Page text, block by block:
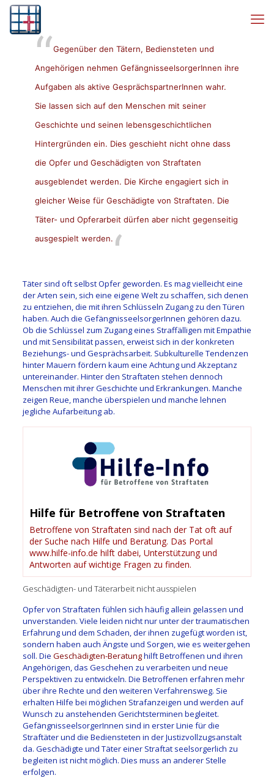
Gegenüber den Tätern, Bediensteten und
Angehörigen nehmen GefängnisseelsorgerInnen ihre
Aufgaben als aktive GesprächspartnerInnen wahr.
Sie lassen sich auf den Menschen mit seiner
Geschichte und seinen lebensgeschichtlichen
Hintergründen ein. Dies geschieht nicht ohne dass
die Opfer und Geschädigten von Straftaten
ausgeblendet werden. Die Kirche engagiert sich in
gleicher Weise für Geschädigte von Straftaten. Die
Täter- und Opferarbeit dürfen aber nicht gegenseitig
ausgespielt werden.
Täter sind oft selbst Opfer geworden. Es mag vielleicht eine
der Arten sein, sich eine eigene Welt zu schaffen, sich denen
zu entziehen, die mit ihren Schlüsseln Zugang zu den Türen
haben. Auch die GefängnisseelsorgerInnen gehören dazu.
Ob die Schlüssel zum Zugang eines Straffälligen mit Empathie
und mit Sensibilität passen, erweist sich in der konkreten
Beziehungs- und Gesprächsarbeit. Subkulturelle Tendenzen
hinter Mauern fördern kaum eine Achtung und Akzeptanz
untereinander. Hinter den Straftaten stehen dennoch
Menschen mit ihrer Geschichte und Erkrankungen. Manche
zeigen Reue, manche überspielen und manche lehnen
jegliche Aufarbeitung ab.
Hilfe für Betroffene von Straftaten
Betroffene von Straftaten sind nach der Tat oft auf
der Suche nach Hilfe und Beratung. Das Portal
www.hilfe-info.de hilft dabei, Unterstützung und
Antworten auf wichtige Fragen zu finden.
Geschädigten- und Täterarbeit nicht ausspielen
Opfer von Straftaten fühlen sich häufig allein gelassen und
unverstanden. Viele leiden nicht nur unter der traumatischen
Erfahrung und dem Schaden, der ihnen zugefügt worden ist,
sondern haben auch Ängste und Sorgen, wie es weitergehen
soll. Die Geschädigten-Beratunghilft Betroffenen und ihren
Angehörigen, das Geschehen zu verarbeiten und neue
Perspektiven zu entwickeln. Die Betroffenen erfahren mehr
über ihre Rechte und den weiteren Verfahrensweg. Sie
erhalten Hilfe bei möglichen Strafanzeigen und werden auf
Wunsch zu anstehenden Gerichtsterminen begleitet.
GefängnisseelsorgerInnen sind in erster Linie für die
Straftäter und die Bediensteten in der Justizvollzugsanstalt
da. Geschädigte und Täter einer Straftat seelsorgerlich zu
begleiten ist nicht möglich. Dies muss an anderer Stelle
erfolgen.